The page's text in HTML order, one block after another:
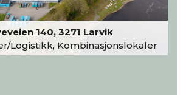
140, 3271 Larvik
Logistikk, Kombinasjonslokaler